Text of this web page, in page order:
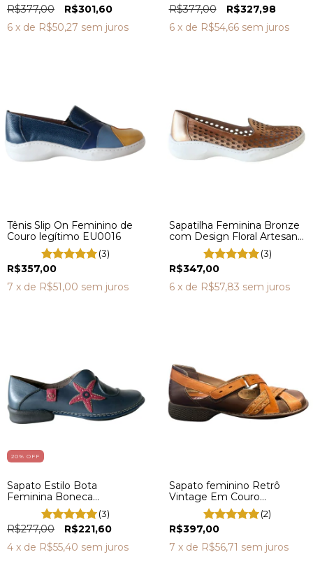
R$377,00
R$301,60
6 x de R$50,27 sem juros
R$377,00
R$327,98
6 x de R$54,66 sem juros
Tênis Slip On Feminino de
Couro legítimo EU0016
(3)
R$357,00
7 x de R$51,00 sem juros
Sapatilha Feminina Bronze
com Design Floral Artesanal
e Confortável ET0033
(3)
R$347,00
6 x de R$57,83 sem juros
20% OFF
Sapato Estilo Bota
Feminina Boneca
Confortável Estilo Retrô
Vintage CQ0041
(3)
R$277,00
R$221,60
4 x de R$55,40 sem juros
Sapato feminino Retrô
Vintage Em Couro
Legitimo Sapatilha DA0009
(2)
R$397,00
7 x de R$56,71 sem juros